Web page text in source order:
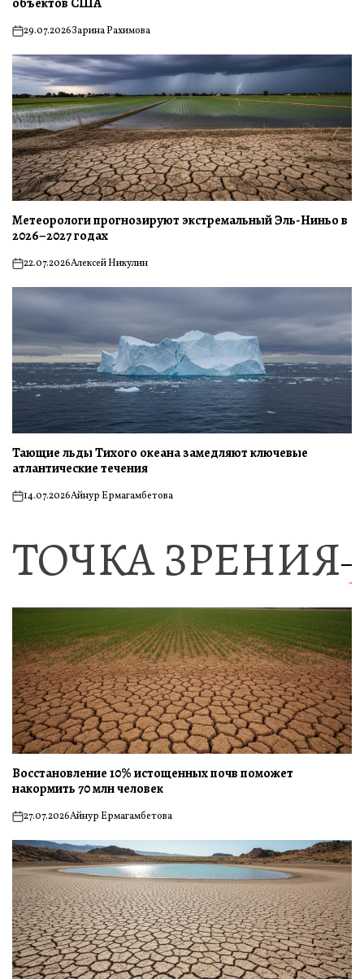
on29.07.2026Зарина Рахимова
Метеорологи прогнозируют экстремальный Эль-Ниньо в
2026–2027 годах
on22.07.2026Алексей Никулин
Тающие льды Тихого океана замедляют ключевые
атлантические течения
on14.07.2026Айнур Ермагамбетова
ТОЧКА ЗРЕНИЯ
Восстановление 10% истощенных почв поможет
накормить 70 млн человек
on27.07.2026Айнур Ермагамбетова